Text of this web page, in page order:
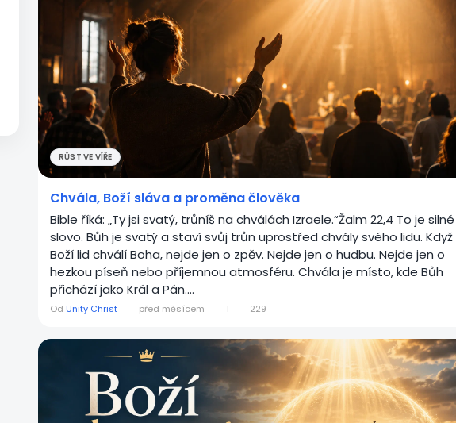
RŮST VE VÍŘE
Chvála, Boží sláva a proměna člověka
Bible říká: „Ty jsi svatý, trůníš na chválách Izraele.“Žalm 22,4 To je silné
slovo. Bůh je svatý a staví svůj trůn uprostřed chvály svého lidu. Když
Boží lid chválí Boha, nejde jen o zpěv. Nejde jen o hudbu. Nejde jen o
hezkou píseň nebo příjemnou atmosféru. Chvála je místo, kde Bůh
přichází jako Král a Pán....
Od Unity Christ před měsícem 1 229